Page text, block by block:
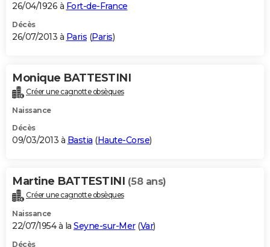
26/04/1926 à Fort-de-France
Décès
26/07/2013 à Paris (Paris)
Monique BATTESTINI
Créer une cagnotte obsèques
Naissance
Décès
09/03/2013 à Bastia (Haute-Corse)
Martine BATTESTINI (58 ans)
Créer une cagnotte obsèques
Naissance
22/07/1954 à la Seyne-sur-Mer(Var)
Décès